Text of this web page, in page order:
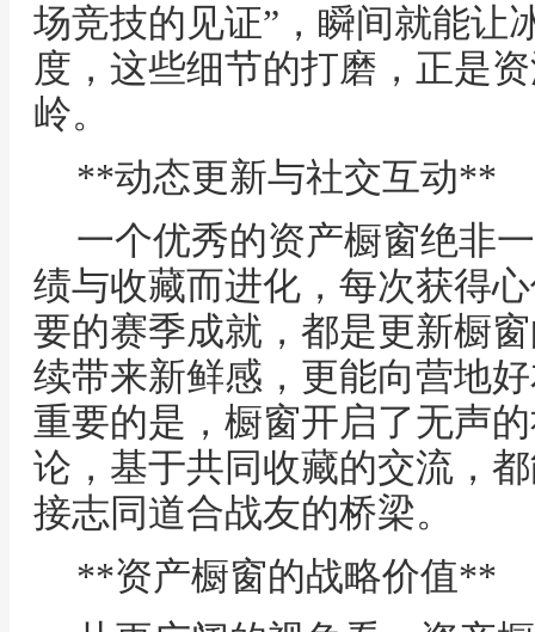
场竞技的见证”，瞬间就能让
度，这些细节的打磨，正是
岭。
**动态更新与社交互动**
一个优秀的资产橱窗绝非
绩与收藏而进化，每次获得
要的赛季成就，都是更新橱
续带来新鲜感，更能向营地
重要的是，橱窗开启了无声
论，基于共同收藏的交流，
接志同道合战友的桥梁。
**资产橱窗的战略价值**